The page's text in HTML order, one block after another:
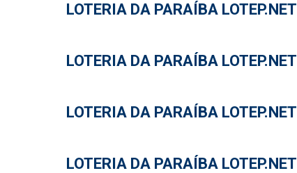
LOTERIA DA PARAÍBA LOTEP.NET
LOTERIA DA PARAÍBA LOTEP.NET
LOTERIA DA PARAÍBA LOTEP.NET
LOTERIA DA PARAÍBA LOTEP.NET